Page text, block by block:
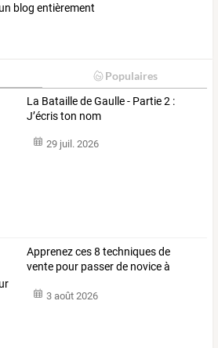
blog entièrement
Populaires
La Bataille de Gaulle - Partie 2 :
J’écris ton nom
29 juil. 2026
Apprenezces8 techniquesde
vente pour passerde noviceà
3 août 2026